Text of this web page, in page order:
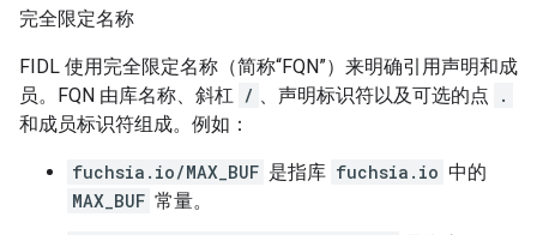
完全限定名称
FIDL 使用完全限定名称（简称“FQN”）来明确引用声明和成
员。FQN 由库名称、斜杠 / 、声明标识符以及可选的点
.
和成员标识符组成。例如：
fuchsia.io/MAX_BUF 是指库 fuchsia.io 中的
MAX_BUF 常量。